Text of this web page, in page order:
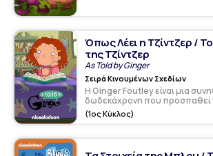
Όπως Λέει η Τζίντζερ /
της Τζίντζερ
As Told by Ginger
Σειρά Κινουμένων Σχεδίων
Η Ginger Foutley είναι μια
δωδεκάχρονη που προσπαθεί
(1ος Κύκλος)